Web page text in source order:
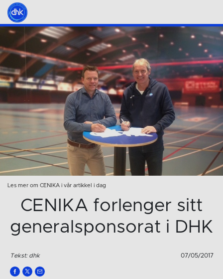
Les mer om CENIKA i vår artikkel i dag
CENIKA forlenger sitt
generalsponsorat i DHK
Tekst: dhk 07/05/2017